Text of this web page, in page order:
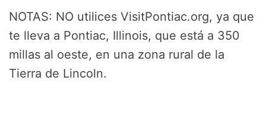
NOTAS: NO utilices VisitPontiac.org, ya que
te lleva a Pontiac, Illinois, que está a 350
millas al oeste, en una zona rural de la
Tierra de Lincoln.